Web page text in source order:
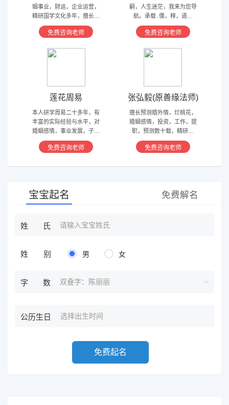
姻事业，财运，企业运营，
精研国学文化多年，擅长归
藏易，盲派占卜，太乙，河
洛卦，紫薇，奇门遁甲等多
免费咨询老师
嗣，人生迷茫，我来为您导
航。承载 .儒，释，道文
化，研究易经多年，精通八
字，六爻，奇门遁甲。
免费咨询老师
莲花周易
本人研学周易二十多年，有
丰富的实际经验与水平，对
婚姻感情，事业发展，子嗣
香火等方面指引慈航 ，现
在预测指导擅长紫微星斗，
导方案，欢迎有缘人。
免费咨询老师
张弘毅(原善缘法师)
擅长预测婚外情，烂桃花，
婚姻感情，投资，工作，提
职，预测数十载，精研国
学，擅长铁板、太乙，一掌
经，八宫连山易，盲派八字
免费咨询老师
宝宝起名 免费解名
姓氏
姓别 男 女
字数 双叠字：陈丽丽
公历生日
免费起名